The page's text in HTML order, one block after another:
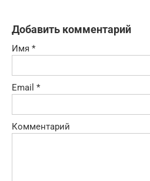
Добавить комментарий
Имя *
Email *
Комментарий